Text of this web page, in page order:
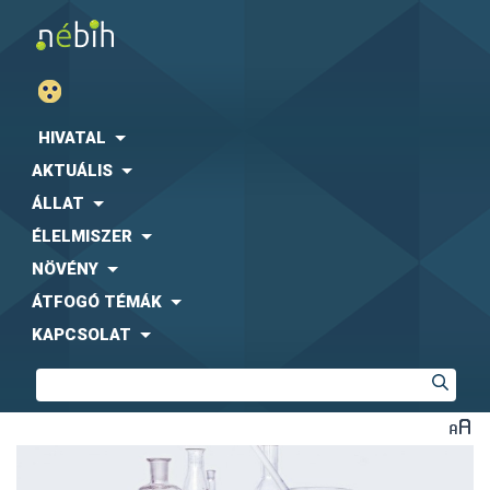
HIVATAL
AKTUÁLIS
ÁLLAT
ÉLELMISZER
NÖVÉNY
ÁTFOGÓ TÉMÁK
KAPCSOLAT